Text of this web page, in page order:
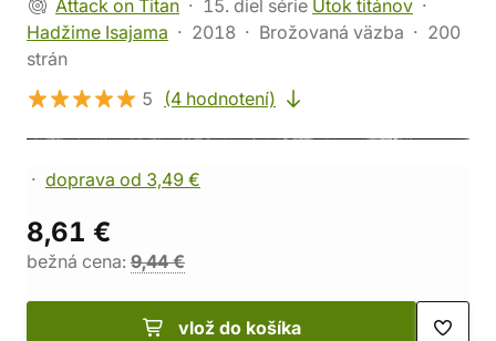
Attack on Titan 15. diel série Útok titánov
Hadžime Isajama
2018 Brožovaná väzba
200
strán
5
(4 hodnotení)
doprava od 3,49 €
8,61 €
bežná cena: 9,44 €
vlož do košíka